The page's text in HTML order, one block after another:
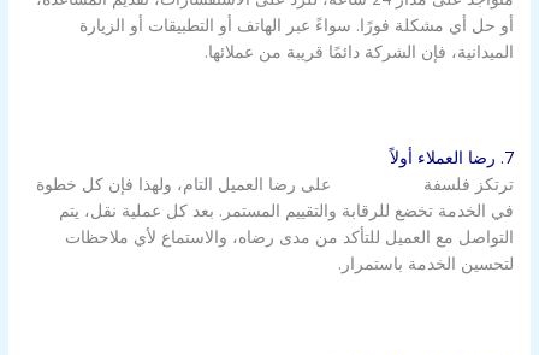
أو حل أي مشكلة فورًا. سواءً عبر الهاتف أو التطبيقات أو الزيارة
الميدانية، فإن الشركة دائمًا قريبة من عملائها.
7. رضا العملاء أولاً
ترتكز فلسفة
على رضا العميل التام، ولهذا فإن كل خطوة
في الخدمة تخضع للرقابة والتقييم المستمر. بعد كل عملية نقل، يتم
التواصل مع العميل للتأكد من مدى رضاه، والاستماع لأي ملاحظات
لتحسين الخدمة باستمرار.